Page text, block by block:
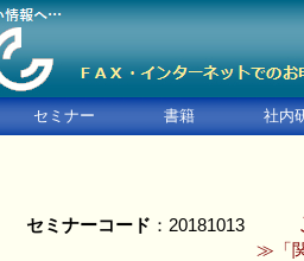
セミナー 書籍 社内
セミナーコード ：20181013
≫「